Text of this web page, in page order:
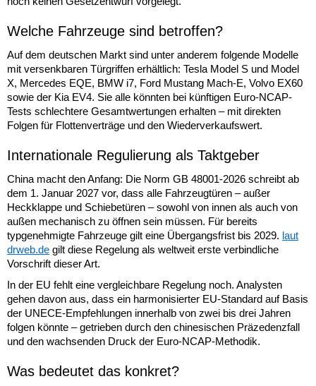
Welche Fahrzeuge sind betroffen?
Auf dem deutschen Markt sind unter anderem folgende Modelle
mit versenkbaren Türgriffen erhältlich: Tesla Model S und Model
X, Mercedes EQE, BMW i7, Ford Mustang Mach-E, Volvo EX60
sowie der Kia EV4. Sie alle könnten bei künftigen Euro-NCAP-
Tests schlechtere Gesamtwertungen erhalten – mit direkten
Folgen für Flottenverträge und den Wiederverkaufswert.
Internationale Regulierung als Taktgeber
China macht den Anfang: Die Norm GB 48001-2026 schreibt ab
dem 1. Januar 2027 vor, dass alle Fahrzeugtüren – außer
Heckklappe und Schiebetüren – sowohl von innen als auch von
außen mechanisch zu öffnen sein müssen. Für bereits
typgenehmigte Fahrzeuge gilt eine Übergangsfrist bis 2029. laut
drweb.de gilt diese Regelung als weltweit erste verbindliche
Vorschrift dieser Art.
In der EU fehlt eine vergleichbare Regelung noch. Analysten
gehen davon aus, dass ein harmonisierter EU-Standard auf Basis
der UNECE-Empfehlungen innerhalb von zwei bis drei Jahren
folgen könnte – getrieben durch den chinesischen Präzedenzfall
und den wachsenden Druck der Euro-NCAP-Methodik.
Was bedeutet das konkret?